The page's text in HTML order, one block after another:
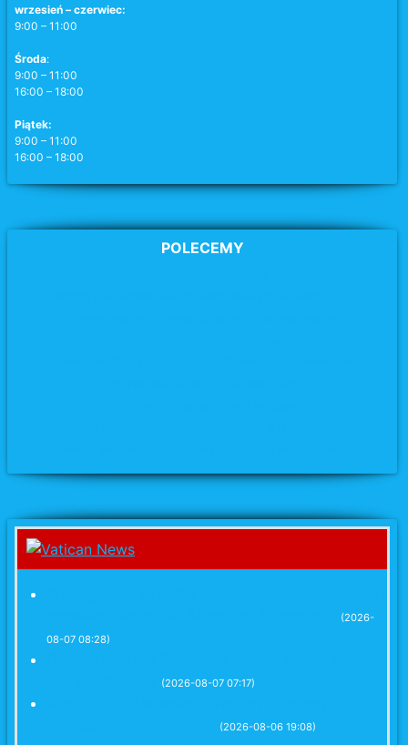
wrzesień – czerwiec:
9:00 – 11:00
Środa:
9:00 – 11:00
16:00 – 18:00
Piątek:
9:00 – 11:00
16:00 – 18:00
POLECEMY
(2026-
08-07 08:28)
(2026-08-07 07:17)
(2026-08-06 19:08)